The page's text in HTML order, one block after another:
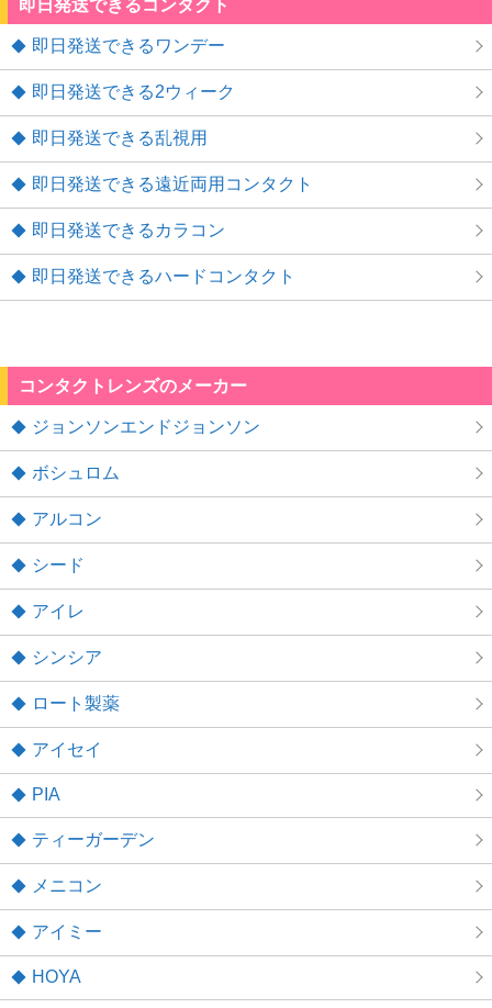
即日発送できるコンタクト
即日発送できるワンデー
即日発送できる2ウィーク
即日発送できる乱視用
即日発送できる遠近両用コンタクト
即日発送できるカラコン
即日発送できるハードコンタクト
コンタクトレンズのメーカー
ジョンソンエンドジョンソン
ボシュロム
アルコン
シード
アイレ
シンシア
ロート製薬
アイセイ
PIA
ティーガーデン
メニコン
アイミー
HOYA